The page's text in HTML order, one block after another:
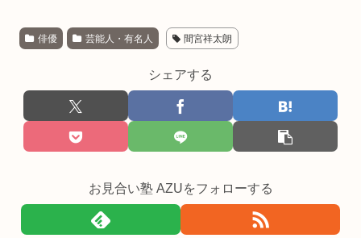
俳優 芸能人・有名人 間宮祥太朗
シェアする
お見合い塾 AZUをフォローする